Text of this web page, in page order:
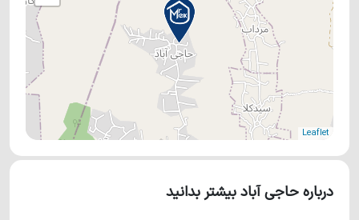
Leaflet
درباره حاجی آباد بیشتر بدانید